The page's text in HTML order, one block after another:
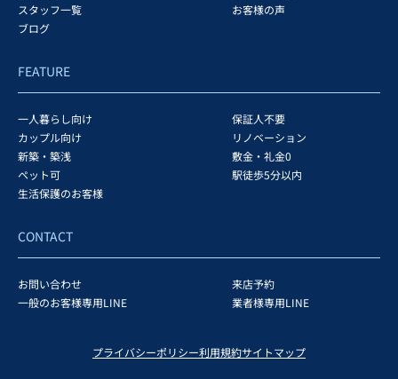
スタッフ一覧
お客様の声
ブログ
FEATURE
一人暮らし向け
保証人不要
カップル向け
リノベーション
新築・築浅
敷金・礼金0
ペット可
駅徒歩5分以内
生活保護のお客様
CONTACT
お問い合わせ
来店予約
一般のお客様専用LINE
業者様専用LINE
プライバシーポリシー利用規約サイトマップ